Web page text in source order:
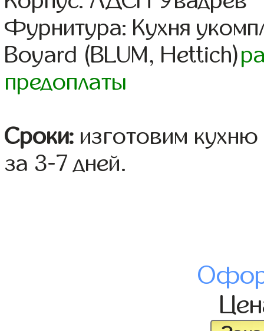
Фурнитура: Кухня
Boyard (BLUM, Hettich)
предоплаты
Сроки: изготовим
за 3-7 дней.